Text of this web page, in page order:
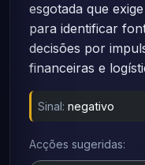
esgotada que
para identificar
decisões por
financeiras e
Sinal: negativo
Acções sugeridas: